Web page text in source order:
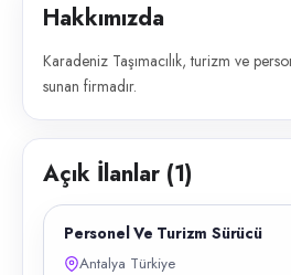
Hakkımızda
Karadeniz Taşımacılık, turizm ve
sunan firmadır.
Açık İlanlar (1)
Personel Ve Turizm Sürücü
Antalya Türkiye